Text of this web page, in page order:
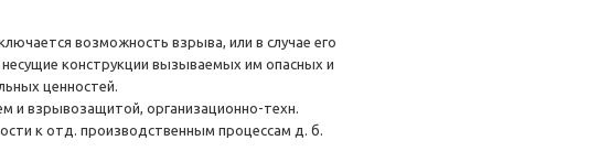
возможность взрыва, или в случае его
конструкции вызываемых им опасных и
ценностей.
и взрывозащитой, организационно-техн.
к отд. производственным процессам д. б.